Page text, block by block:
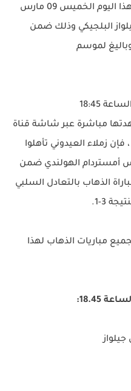
الدولي التونسي عيسى العيدوني هذا اليوم الخميس 09 مارس
جيلواز البلجيكي وذلك ضمن
لموسم
18:45
مباشرة عبر شاشة قناة
زملاء العيدوني تأهلوا
أمستردام الهولندي ضمن
الذهاب بالتعادل السلبي
3-1.
مباريات الذهاب لهذا
18.45: